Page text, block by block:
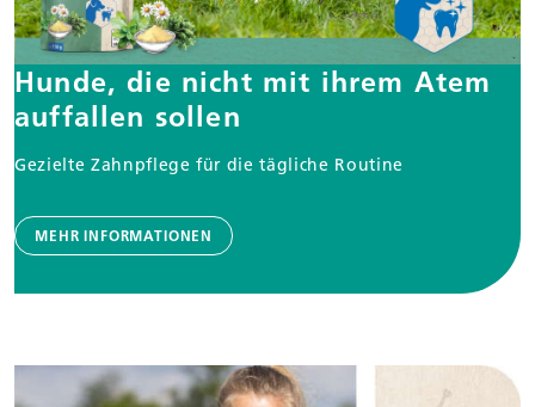
Hunde, die nicht mit ihrem Atem
auffallen sollen
Gezielte Zahnpflege für die tägliche Routine
MEHR INFORMATIONEN